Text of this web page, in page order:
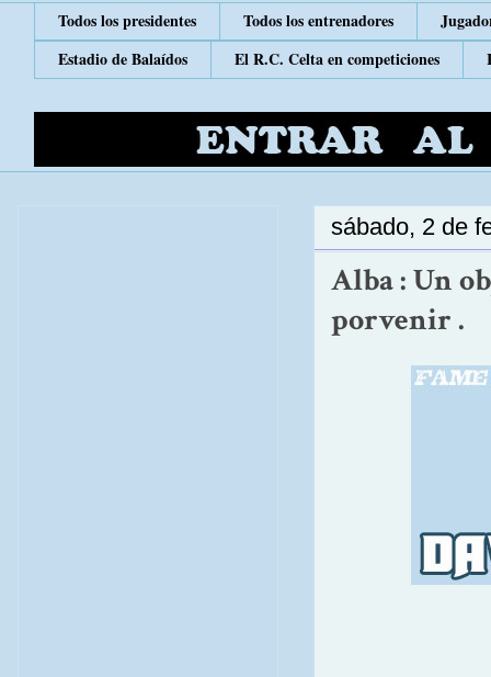
Todos los presidentes Todos los entrenadores
Estadio de Balaídos
El R.C. Celta en competiciones
sábado, 2 de
Alba : Un
porvenir .